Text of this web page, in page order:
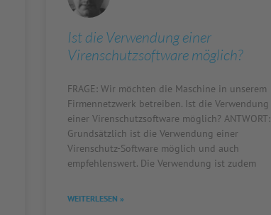
Ist die Verwendung einer
Virenschutzsoftware möglich?
FRAGE: Wir möchten die Maschine in unserem
Firmennetzwerk betreiben. Ist die Verwendung
einer Virenschutzsoftware möglich? ANTWORT:
Grundsätzlich ist die Verwendung einer
Virenschutz-Software möglich und auch
empfehlenswert. Die Verwendung ist zudem
WEITERLESEN »